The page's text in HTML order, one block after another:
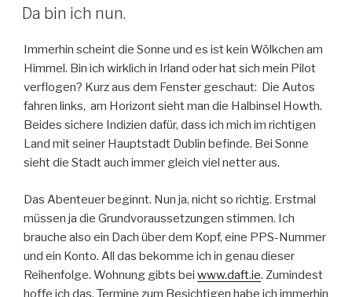
ON
Da bin ich nun.
Immerhin scheint die Sonne und es ist kein Wölkchen am
Himmel. Bin ich wirklich in Irland oder hat sich mein Pilot
verflogen? Kurz aus dem Fenster geschaut: Die Autos
fahren links, am Horizont sieht man die Halbinsel Howth.
Beides sichere Indizien dafür, dass ich mich im richtigen
Land mit seiner Hauptstadt Dublin befinde. Bei Sonne
sieht die Stadt auch immer gleich viel netter aus.
Das Abenteuer beginnt. Nun ja, nicht so richtig. Erstmal
müssen ja die Grundvoraussetzungen stimmen. Ich
brauche also ein Dach über dem Kopf, eine PPS-Nummer
und ein Konto. All das bekomme ich in genau dieser
Reihenfolge. Wohnung gibts bei www.daft.ie. Zumindest
hoffe ich das, Termine zum Besichtigen habe ich immerhin